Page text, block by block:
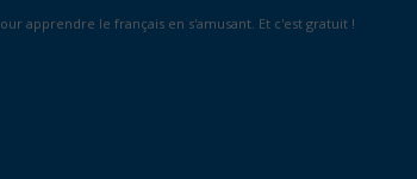
apprendre le français en s'amusant. Et c'est gratuit !